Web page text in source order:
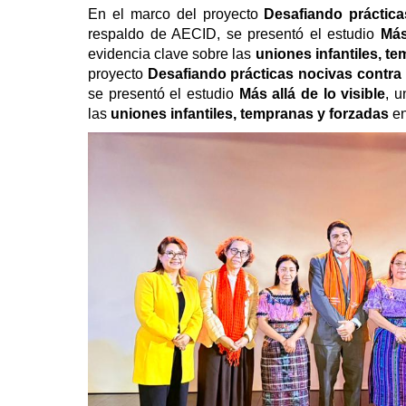
En el marco del proyecto Desafiando
respaldo de AECID, se presentó el estudio
evidencia clave sobre las uniones infantiles,
proyecto Desafiando prácticas nocivas
se presentó el estudio Más allá de lo visible,
las uniones infantiles, tempranas y forzadas